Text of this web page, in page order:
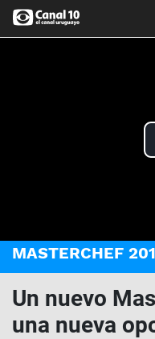
MASTERCHEF
Un nuevo
una nueva